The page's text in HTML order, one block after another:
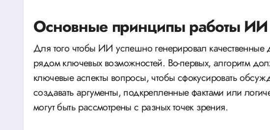
Основные принципы работы ИИ
Для того чтобы ИИ успешно генерировал
рядом ключевых возможностей. Во-первых, алгоритм
ключевые аспекты вопросы, чтобы сфокусировать
создавать аргументы, подкрепленные фактами или
могут быть рассмотрены с разных точек зрения.